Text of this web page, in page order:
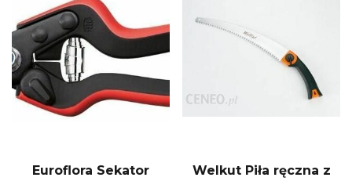
Euroflora Sekator
Welkut Piła ręczna z